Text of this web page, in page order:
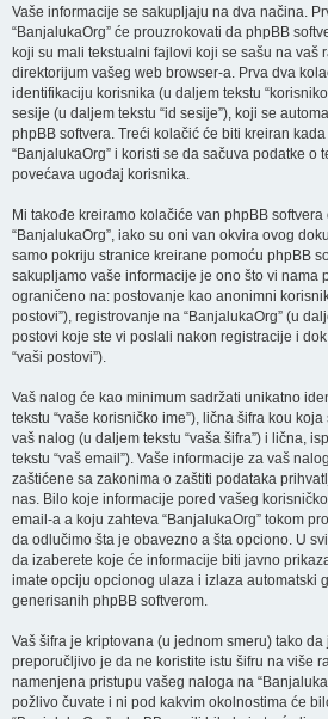
Vaše informacije se sakupljaju na dva načina.
“BanjalukaOrg” će prouzrokovati da phpBB
koji su mali tekstualni fajlovi koji se sašu na vaš
direktorijum vašeg web browser-a. Prva dva
identifikaciju korisnika (u daljem tekstu
sesije (u daljem tekstu “id sesije”), koji se
phpBB softvera. Treći kolačić će biti kreiran
“BanjalukaOrg” i koristi se da sačuva podatke o
povećava ugođaj korisnika.
Mi takođe kreiramo kolačiće van phpBB
“BanjalukaOrg”, iako su oni van okvira ovog
samo pokriju stranice kreirane pomoću phpBB
sakupljamo vaše informacije je ono što vi nama
ograničeno na: postovanje kao anonimni
postovi”), registrovanje na “BanjalukaOrg” (u
postovi koje ste vi poslali nakon registracije i
“vaši postovi”).
Vaš nalog će kao minimum sadržati unikatno
tekstu “vaše korisničko ime”), lična šifra kou
vaš nalog (u daljem tekstu “vaša šifra”) i lična,
tekstu “vaš email”). Vaše informacije za vaš
zaštićene sa zakonima o zaštiti podataka
nas. Bilo koje informacije pored vašeg
email-a a koju zahteva “BanjalukaOrg” tokom
da odlučimo šta je obavezno a šta opciono. U
da izaberete koje će informacije biti javno
imate opciju opcionog ulaza i izlaza automatski
generisanih phpBB softverom.
Vaš šifra je kriptovana (u jednom smeru) tako da
preporučljivo je da ne koristite istu šifru na više
namenjena pristupu vašeg naloga na
požlivo čuvate i ni pod kakvim okolnostima će